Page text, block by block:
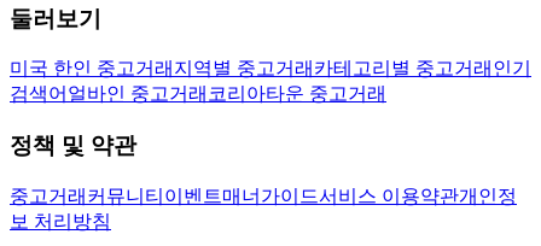
둘러보기
미국 한인 중고거래 지역별 중고거래 카테고리별 중고거래 인기
검색어 얼바인 중고거래 코리아타운 중고거래
정책 및 약관
중고거래 커뮤니티 이벤트매너가이드서비스 이용약관개인정
보 처리방침